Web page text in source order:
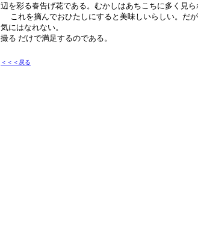
辺を彩る春告げ花である。むかしはあちこちに多く見
これを摘んでおひたしにすると美味しいらしい。だ
気にはなれない。
撮る だけで満足するのである。
＜＜＜戻る